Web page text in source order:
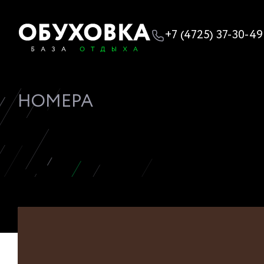
+7 (4725) 37-30-49
НОМЕРА